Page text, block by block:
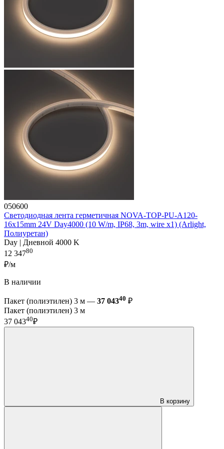
050600
Светодиодная лента герметичная NOVA-TOP-PU-A120-
16x15mm 24V Day4000 (10 W/m, IP68, 3m, wire x1) (Arlight,
Полиуретан)
Day | Дневной 4000 K
12 34780
₽/м
В наличии
Пакет (полиэтилен) 3 м — 37 04340 ₽
Пакет (полиэтилен) 3 м
37 04340₽
В корзину